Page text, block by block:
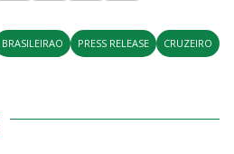
BRASILEIRAO PRESS RELEASE CRUZEIRO